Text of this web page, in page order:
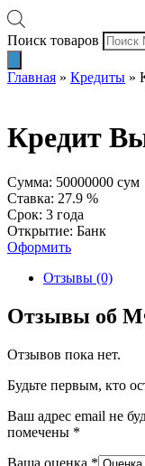
Поиск товаров
Главная » Кредиты »
Кредит
Сумма: 50000000 сум
Ставка: 27.9 %
Срок: 3 года
Открытие: Банк
Оформить
Отзывы (0)
Отзывы об
Отзывов пока нет.
Будьте первым, кто
Ваш адрес email не
помечены *
Ваша оценка *